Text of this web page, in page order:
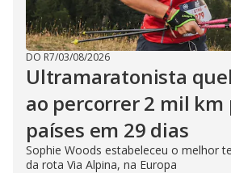
DO R7/03/08/2026
Ultramaratonista
ao percorrer 2 mil km
países em 29 dias
Sophie Woods estabeleceu o melhor
da rota Via Alpina, na Europa